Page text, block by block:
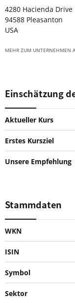
4280 Hacienda Drive
94588 Pleasanton
USA
MEHR ZUM UNTERNEHMEN
Einschätzung
Aktueller Kurs
Erstes Kursziel
Unsere Empfehlung
Stammdaten
WKN
ISIN
Symbol
Sektor